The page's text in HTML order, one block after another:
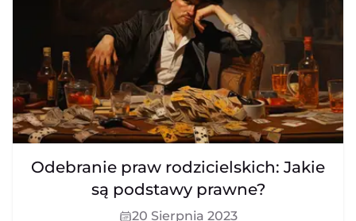
Odebranie praw rodzicielskich: Jakie
są podstawy prawne?
20 Sierpnia 2023